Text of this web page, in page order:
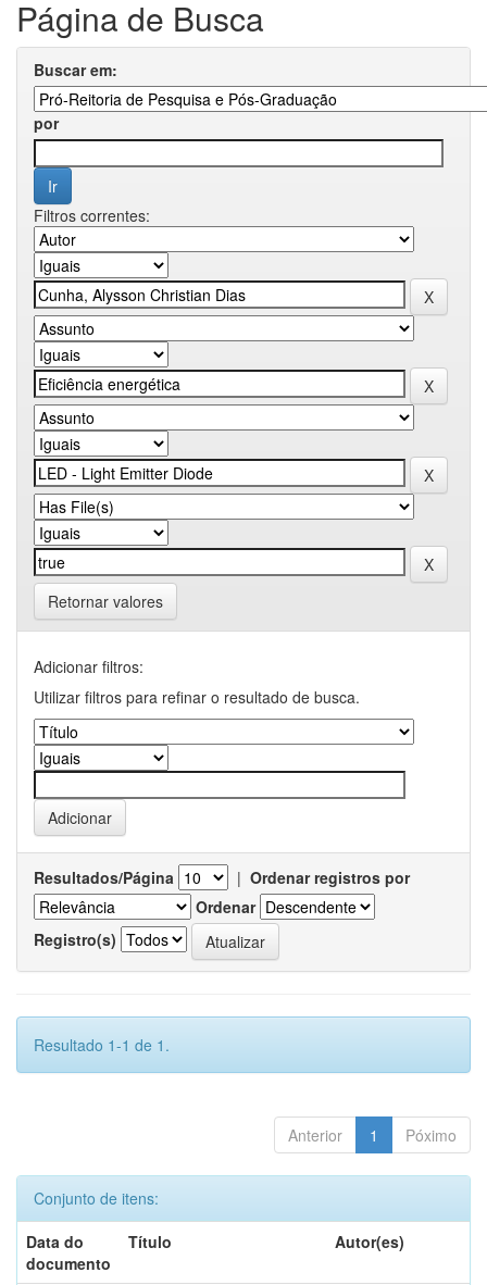
Página de Busca
Buscar em:
por
Filtros correntes:
Retornar valores
Adicionar filtros:
Utilizar filtros para refinar o resultado de busca.
Resultados/Página | Ordenar registros por
Ordenar
Registro(s)
Resultado 1-1 de 1.
Anterior 1 Póximo
Conjunto de itens:
Data do
documento
Título Autor(es)